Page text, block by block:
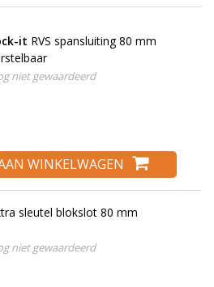
it RVS spansluiting 80 mm
niet gewaardeerd
WINKELWAGEN
sleutel blokslot 80 mm
niet gewaardeerd